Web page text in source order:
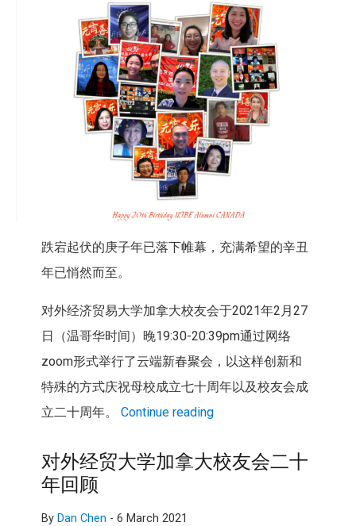
跌宕起伏的庚子年已落下帷幕，充满希望的辛丑
年已悄然而至。
对外经济贸易大学加拿大校友会于2021年2月27
日（温哥华时间）晚19:30-20:39pm通过网络
zoom形式举行了云端新春聚会，以这样创新和
特殊的方式庆祝母校成立七十周年以及校友会成
立二十周年。 Continue reading
对外经贸大学加拿大校友会二十
年回顾
By Dan Chen - 6 March 2021